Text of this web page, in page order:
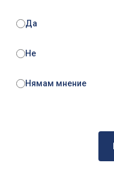
Да
Не
Нямам мнение